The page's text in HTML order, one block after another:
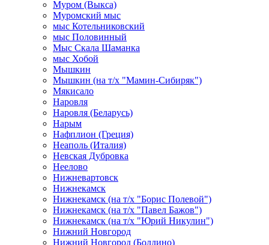
Муром (Выкса)
Муромский мыс
мыс Котельниковский
мыс Половинный
Мыс Скала Шаманка
мыс Хобой
Мышкин
Мышкин (на т/х "Мамин-Сибиряк")
Мякисало
Наровля
Наровля (Беларусь)
Нарым
Нафплион (Греция)
Неаполь (Италия)
Невская Дубровка
Неелово
Нижневартовск
Нижнекамск
Нижнекамск (на т/х "Борис Полевой")
Нижнекамск (на т/х "Павел Бажов")
Нижнекамск (на т/х "Юрий Никулин")
Нижний Новгород
Нижний Новгород (Болдино)